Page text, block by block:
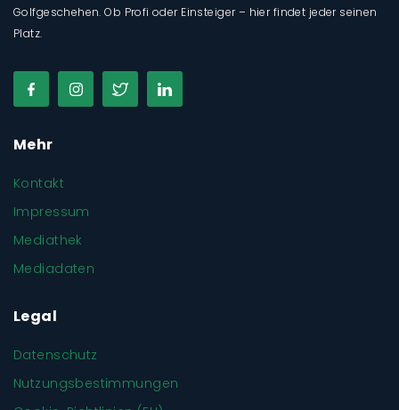
Golfgeschehen. Ob Profi oder Einsteiger – hier findet jeder seinen
Platz.
Mehr
Kontakt
Impressum
Mediathek
Mediadaten
Legal
Datenschutz
Nutzungsbestimmungen